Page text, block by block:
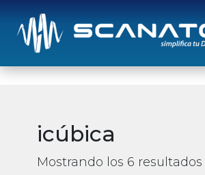
Saltar al contenido
icúbica
Mostrando los 6 resultados